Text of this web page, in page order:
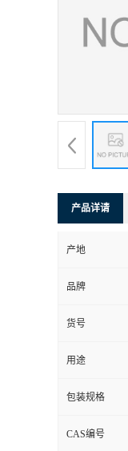
产品详请
产地
品牌
货号
用途
包装规格
CAS编号